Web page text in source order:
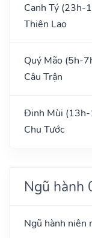
Canh Tý (23h-
Thiên Lao
Quý Mão (5h-
Câu Trận
Đinh Mùi (13h-
Chu Tước
Ngũ
Ngũ hành niên